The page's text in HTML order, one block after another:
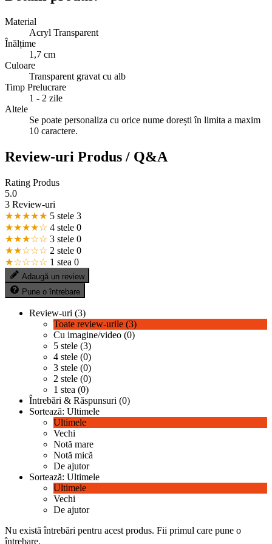
Material
Acryl Transparent
Înălțime
1,7 cm
Culoare
Transparent gravat cu alb
Timp Prelucrare
1 - 2 zile
Altele
Se poate personaliza cu orice nume dorești în limita a maxim
10 caractere.
Review-uri Produs / Q&A
Rating Produs
5.0
3 Review-uri
★★★★★ 5 stele 3
★★★★☆ 4 stele 0
★★★☆☆ 3 stele 0
★★☆☆☆ 2 stele 0
★☆☆☆☆ 1 stea 0
Adaugă un review
Pune o întrebare
Review-uri (3)
Toate review-urile (3)
Cu imagine/video (0)
5 stele (3)
4 stele (0)
3 stele (0)
2 stele (0)
1 stea (0)
Întrebări & Răspunsuri (0)
Sortează: Ultimele
Ultimele
Vechi
Notă mare
Notă mică
De ajutor
Sortează: Ultimele
Ultimele
Vechi
De ajutor
Nu există întrebări pentru acest produs. Fii primul care pune o
întrebare.